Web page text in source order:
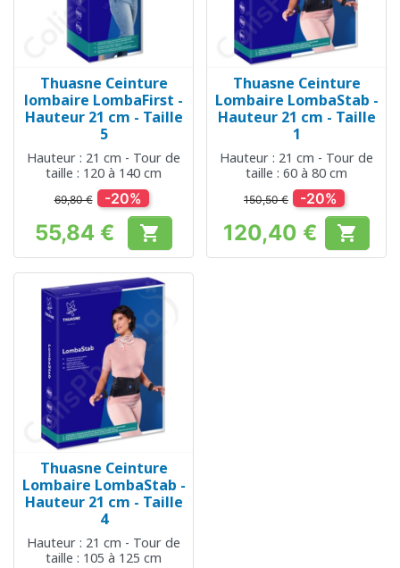
Thuasne Ceinture
lombaire LombaFirst -
Hauteur 21 cm - Taille
5
Hauteur : 21 cm - Tour de
taille : 120 à 140 cm
69,80 € -20%
Prix
55,84 € 
Thuasne Ceinture
Lombaire LombaStab -
Hauteur 21 cm - Taille
1
Hauteur : 21 cm - Tour de
taille : 60 à 80 cm
150,50 € -20%
Prix
120,40 € 
Thuasne Ceinture
Lombaire LombaStab -
Hauteur 21 cm - Taille
4
Hauteur : 21 cm - Tour de
taille : 105 à 125 cm